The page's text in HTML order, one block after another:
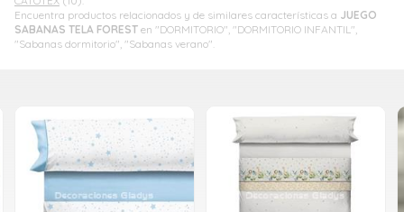
Encuentra productos relacionados y de similares características a JUEGO
SABANAS TELA FOREST en "DORMITORIO", "DORMITORIO INFANTIL",
"Sabanas dormitorio", "Sabanas verano".